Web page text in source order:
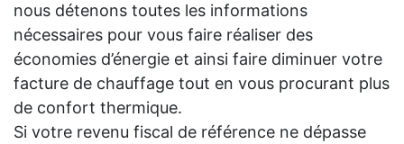
nous détenons toutes les informations
nécessaires pour vous faire réaliser des
économies d’énergie et ainsi faire diminuer votre
facture de chauffage tout en vous procurant plus
de confort thermique.
Si votre revenu fiscal de référence ne dépasse